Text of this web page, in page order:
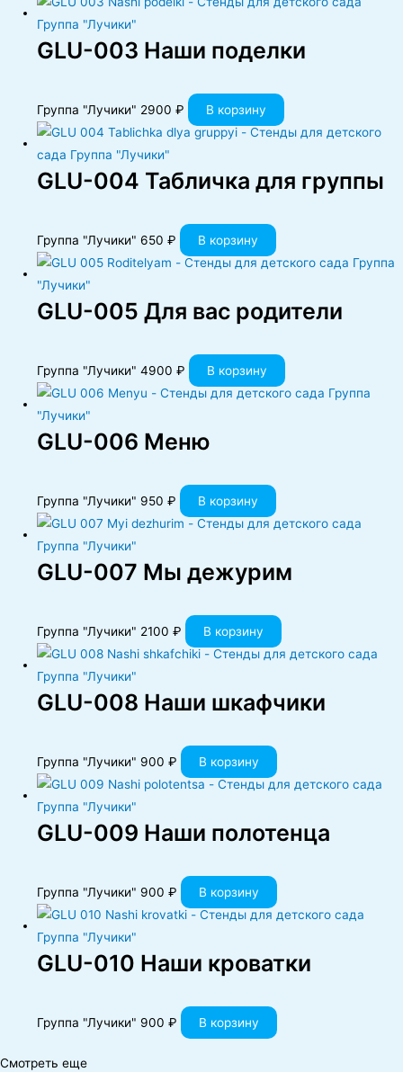
GLU-003 Наши поделки
Группа "Лучики" 2900₽ В корзину
GLU-004 Табличка для группы
Группа "Лучики"650₽ В корзину
GLU-005 Для вас родители
Группа "Лучики"4900₽ В корзину
GLU-006 Меню
Группа "Лучики" 950₽ В корзину
GLU-007 Мы дежурим
Группа "Лучики" 2100₽ В корзину
GLU-008 Наши шкафчики
Группа "Лучики" 900₽ В корзину
GLU-009 Наши полотенца
Группа "Лучики" 900₽ В корзину
GLU-010 Наши кроватки
Группа "Лучики" 900₽ В корзину
Смотреть еще